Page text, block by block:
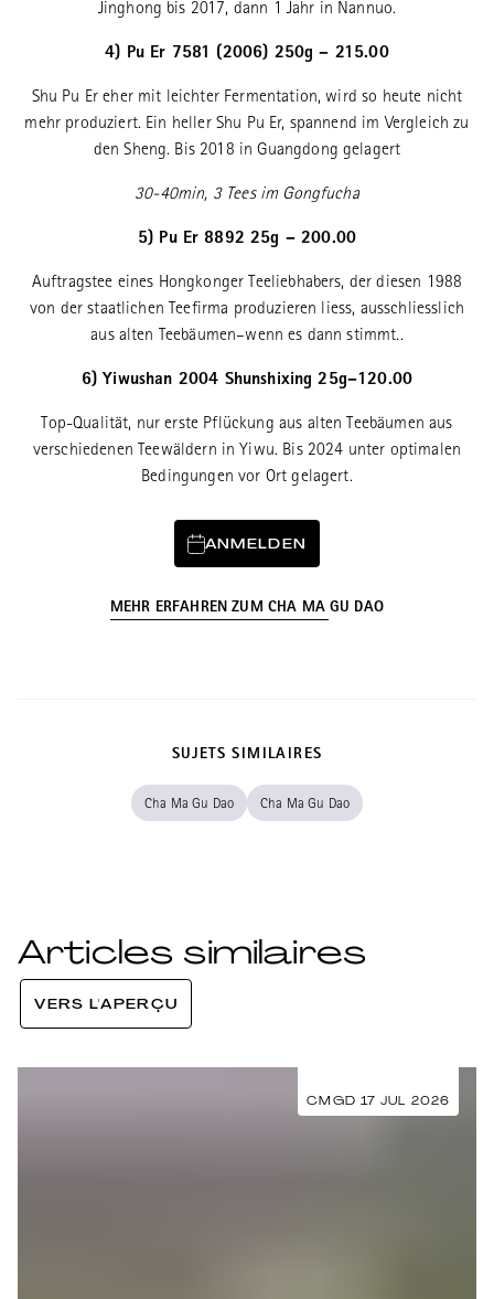
Jinghong bis 2017, dann 1 Jahr in Nannuo.
4) Pu Er 7581 (2006) 250g – 215.00
Shu Pu Er eher mit leichter Fermentation, wird so heute nicht
mehr produziert. Ein heller Shu Pu Er, spannend im Vergleich zu
den Sheng. Bis 2018 in Guangdong gelagert
30-40min, 3 Tees im Gongfucha
5) Pu Er 8892 25g – 200.00
Auftragstee eines Hongkonger Teeliebhabers, der diesen 1988
von der staatlichen Teefirma produzieren liess, ausschliesslich
aus alten Teebäumen–wenn es dann stimmt..
6) Yiwushan 2004 Shunshixing 25g–120.00
Top-Qualität, nur erste Pflückung aus alten Teebäumen aus
verschiedenen Teewäldern in Yiwu. Bis 2024 unter optimalen
Bedingungen vor Ort gelagert.
ANMELDEN
MEHR ERFAHREN ZUM CHA MA GU DAO
SUJETS SIMILAIRES
Cha Ma Gu Dao Cha Ma Gu Dao
Articles similaires
VERS L'APERÇU
CMGD 17 JUL 2026